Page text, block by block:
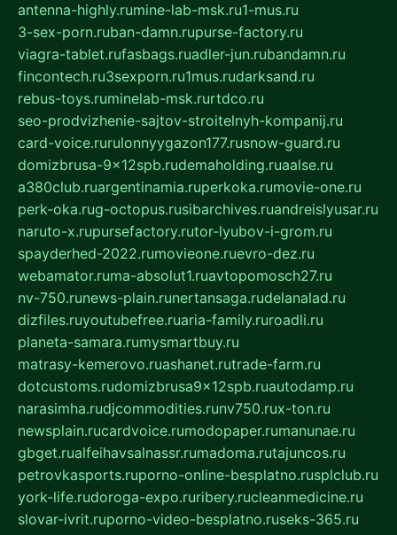
antenna-highly.rumine-lab-msk.ru1-mus.ru
3-sex-porn.ruban-damn.rupurse-factory.ru
viagra-tablet.rufasbags.ruadler-jun.rubandamn.ru
fincontech.ru3sexporn.ru1mus.rudarksand.ru
rebus-toys.ruminelab-msk.rurtdco.ru
seo-prodvizhenie-sajtov-stroitelnyh-kompanij.ru
card-voice.rurulonnyygazon177.rusnow-guard.ru
domizbrusa-9x12spb.rudemaholding.ruaalse.ru
a380club.ruargentinamia.ruperkoka.rumovie-one.ru
perk-oka.rug-octopus.rusibarchives.ruandreislyusar.ru
naruto-x.rupursefactory.rutor-lyubov-i-grom.ru
spayderhed-2022.rumovieone.ruevro-dez.ru
webamator.ruma-absolut1.ruavtopomosch27.ru
nv-750.runews-plain.runertansaga.rudelanalad.ru
dizfiles.ruyoutubefree.ruaria-family.ruroadli.ru
planeta-samara.rumysmartbuy.ru
matrasy-kemerovo.ruashanet.rutrade-farm.ru
dotcustoms.rudomizbrusa9x12spb.ruautodamp.ru
narasimha.rudjcommodities.runv750.rux-ton.ru
newsplain.rucardvoice.rumodopaper.rumanunae.ru
gbget.rualfeihavsalnassr.rumadoma.rutajuncos.ru
petrovkasports.ruporno-online-besplatno.rusplclub.ru
york-life.rudoroga-expo.ruribery.rucleanmedicine.ru
slovar-ivrit.ruporno-video-besplatno.ruseks-365.ru